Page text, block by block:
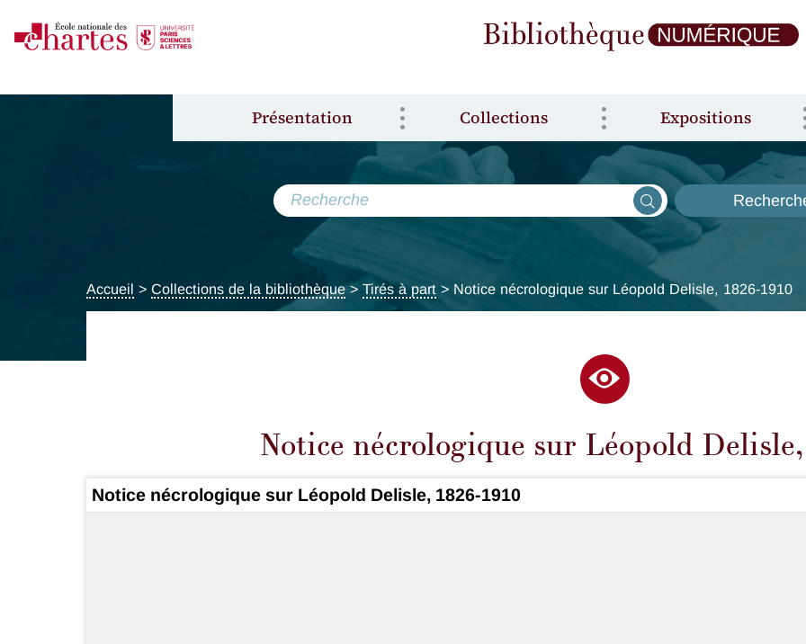
Présentation Collections Expositions
Accueil > Collections de la bibliothèque> Tirés à part > Notice nécrologique sur Léopold Delisle, 1826-1910
Notice nécrologique sur Léopold
Notice nécrologique sur Léopold Delisle, 1826-1910